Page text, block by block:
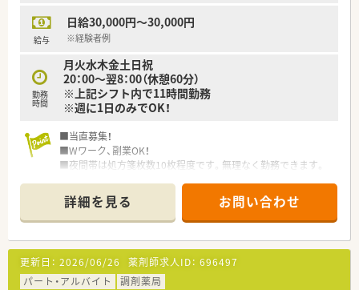
給与
日給30,000円～30,000円
※経験者例
勤務
時間
月火水木金土日祝
20：00～翌8：00（休憩60分）
※上記シフト内で11時間勤務
※週に1日のみでOK！
■当直募集！
■Wワーク、副業OK！
■夜間帯は処方箋枚数10枚程度です。無理なく勤務できます。
務できる方の募集です。
詳細を見る お問い合わせ
更新日： 2026/06/26 薬剤師求人ID： 696497
パート・アルバイト
調剤薬局